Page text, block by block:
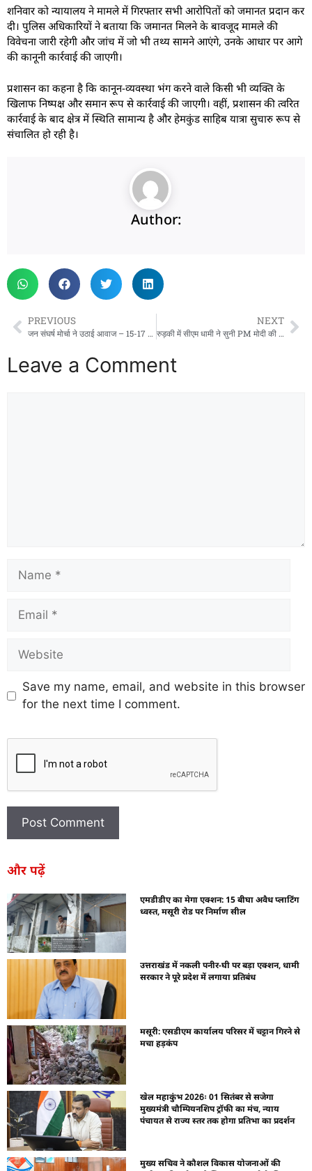
शनिवार को न्यायालय ने मामले में गिरफ्तार सभी आरोपितों को जमानत प्रदान कर
दी। पुलिस अधिकारियों ने बताया कि जमानत मिलने के बावजूद मामले की
विवेचना जारी रहेगी और जांच में जो भी तथ्य सामने आएंगे, उनके आधार पर आगे
की कानूनी कार्रवाई की जाएगी।
प्रशासन का कहना है कि कानून-व्यवस्था भंग करने वाले किसी भी व्यक्ति के
खिलाफ निष्पक्ष और समान रूप से कार्रवाई की जाएगी। वहीं, प्रशासन की त्वरित
कार्रवाई के बाद क्षेत्र में स्थिति सामान्य है और हेमकुंड साहिब यात्रा सुचारु रूप से
संचालित हो रही है।
Author:
PREVIOUS
जन संघर्ष मोर्चा ने उठाई आवाज – 15-17 साल की सेवा के बाद भी ₹5,700 वेतन पर जीने को मजबूर पंप ऑपरेटर, न्याय की गुहार
NEXT
रुड़की में सीएम धामी ने सुनी PM मोदी की ‘मन की बात’, बोले- ‘सबका प्रयास’ से बनेगा विकसित भारत
Leave a Comment
Save my name, email, and website in this browser
for the next time I comment.
और पढ़ें
एमडीडीए का मेगा एक्शन: 15 बीघा अवैध प्लाटिंग
ध्वस्त, मसूरी रोड पर निर्माण सील
उत्तराखंड में नकली पनीर-घी पर बड़ा एक्शन, धामी
सरकार ने पूरे प्रदेश में लगाया प्रतिबंध
मसूरी: एसडीएम कार्यालय परिसर में चट्टान गिरने से
मचा हड़कंप
खेल महाकुंभ 2026ः 01 सितंबर से सजेगा
मुख्यमंत्री चौम्पियनशिप ट्रॉफी का मंच, न्याय
पंचायत से राज्य स्तर तक होगा प्रतिभा का प्रदर्शन
मुख्य सचिव ने कौशल विकास योजनाओं की